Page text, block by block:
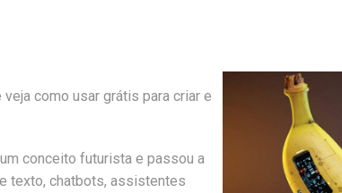
como usar grátis para criar e
conceito futurista e passou a
texto, chatbots, assistentes